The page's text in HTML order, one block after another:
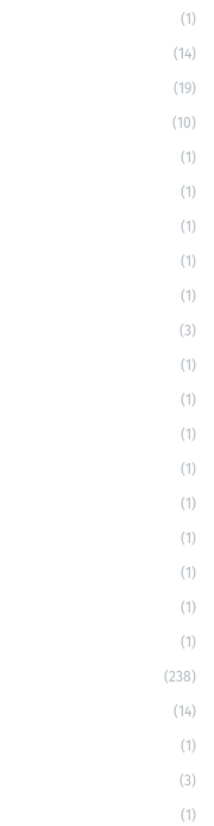
(1)
(14)
(19)
(10)
(1)
(1)
(1)
(1)
(1)
(3)
(1)
(1)
(1)
(1)
(1)
(1)
(1)
(1)
(1)
(238)
(14)
(1)
(3)
(1)